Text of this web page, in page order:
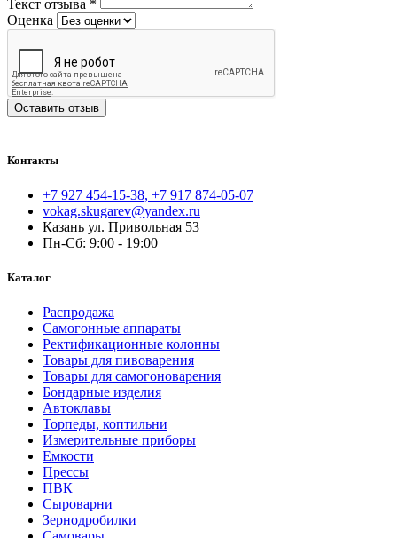
Текст отзыва *
Оценка
Оставить отзыв
Контакты
+7 927 454-15-38, +7 917 874-05-07
vokag.skugarev@yandex.ru
Казань ул. Привольная 53
Пн-Сб: 9:00 - 19:00
Каталог
Распродажа
Самогонные аппараты
Ректификационные колонны
Товары для пивоварения
Товары для самогоноварения
Бондарные изделия
Автоклавы
Торпеды, коптильни
Измерительные приборы
Емкости
Прессы
ПВК
Сыроварни
Зернодробилки